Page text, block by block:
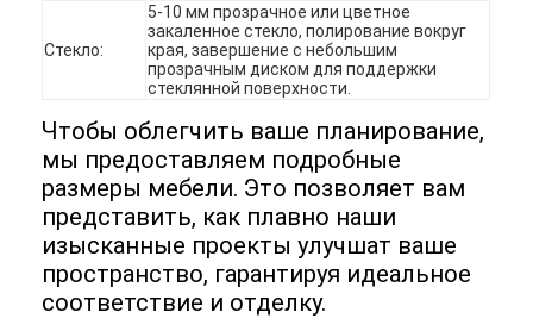
Отель мебель
Мебель для квартир
Коммерческая мебель клуба
Столовая мебель
Стекло:
5-10 мм прозрачное или цветное
закаленное стекло, полирование вокруг
края, завершение с небольшим
прозрачным диском для поддержки
стеклянной поверхности.
Чтобы облегчить ваше планирование,
мы предоставляем подробные
размеры мебели. Это позволяет вам
представить, как плавно наши
изысканные проекты улучшат ваше
пространство, гарантируя идеальное
соответствие и отделку.